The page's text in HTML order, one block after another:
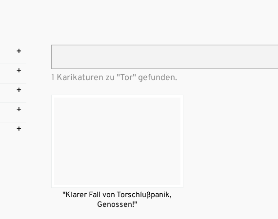
1 Karikaturen zu "Tor" gefunden.
"Klarer Fall von Torschlußpanik,
Genossen!"